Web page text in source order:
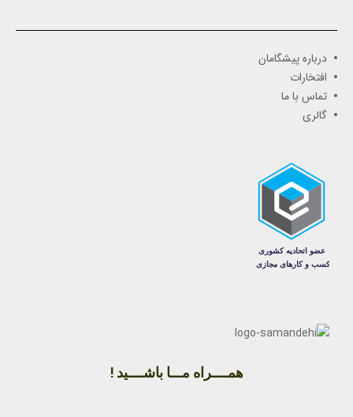
درباره پیشگامان
افتخارات
تماس با ما
گالری
همــــراه مـــا باشــــید !